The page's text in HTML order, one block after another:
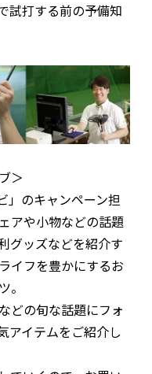
試打する前の予備知
＞
」のキャンペーン担
アや小物などの話題
グッズなどを紹介す
イフを豊かにするお
。
どの旬な話題にフォ
アイテムをご紹介し